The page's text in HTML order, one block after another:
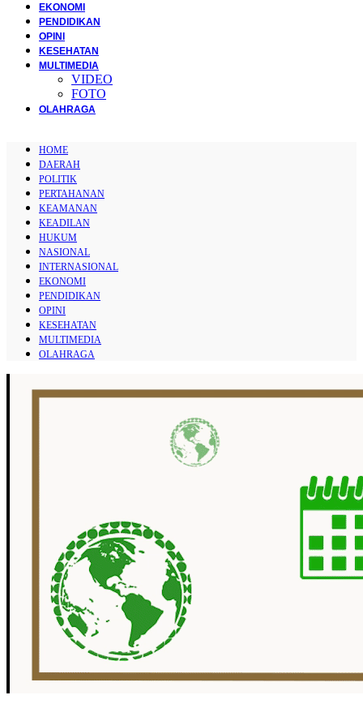
EKONOMI
PENDIDIKAN
OPINI
KESEHATAN
MULTIMEDIA
VIDEO
FOTO
OLAHRAGA
HOME
DAERAH
POLITIK
PERTAHANAN
KEAMANAN
KEADILAN
HUKUM
NASIONAL
INTERNASIONAL
EKONOMI
PENDIDIKAN
OPINI
KESEHATAN
MULTIMEDIA
OLAHRAGA